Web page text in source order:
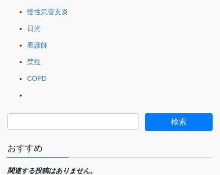
慢性気管支炎
日光
看護師
禁煙
COPD
おすすめ
関連する投稿はありません。